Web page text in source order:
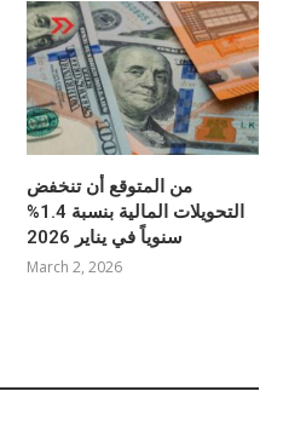
من المتوقع أن تنخفض
التحويلات المالية بنسبة 1.4%
سنوياً في يناير 2026
March 2, 2026